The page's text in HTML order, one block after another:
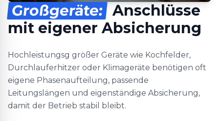
Großgeräte: Anschlüsse
mit eigener Absicherung
Hochleistungsg größer Geräte wie Kochfelder,
Durchlauferhitzer oder Klimageräte benötigen oft
eigene Phasenaufteilung, passende
Leitungslängen und eigenständige Absicherung,
damit der Betrieb stabil bleibt.